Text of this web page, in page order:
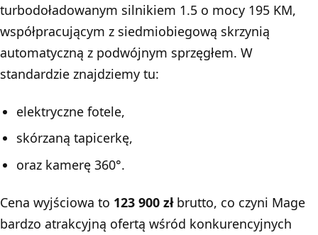
turbodoładowanym silnikiem 1.5 o mocy 195 KM,
współpracującym z siedmiobiegową skrzynią
automatyczną z podwójnym sprzęgłem. W
standardzie znajdziemy tu:
elektryczne fotele,
skórzaną tapicerkę,
oraz kamerę 360°.
Cena wyjściowa to 123 900 złbrutto, co czyni Mage
bardzo atrakcyjną ofertą wśród konkurencyjnych